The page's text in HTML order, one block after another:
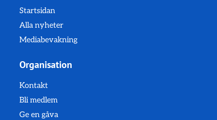
Startsidan
Alla nyheter
Mediabevakning
Organisation
Kontakt
Bli medlem
Ge en gåva